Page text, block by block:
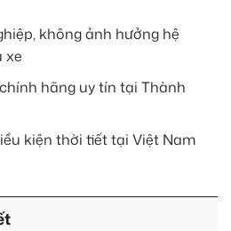
không ảnh hưởng hệ
xe
hãng uy tín tại Thành
kiện thời tiết tại Việt Nam